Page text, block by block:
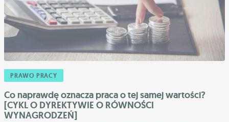
PRAWO PRACY
Co naprawdę oznacza praca o tej samej wartości?
[CYKL O DYREKTYWIE O RÓWNOŚCI
WYNAGRODZEŃ]